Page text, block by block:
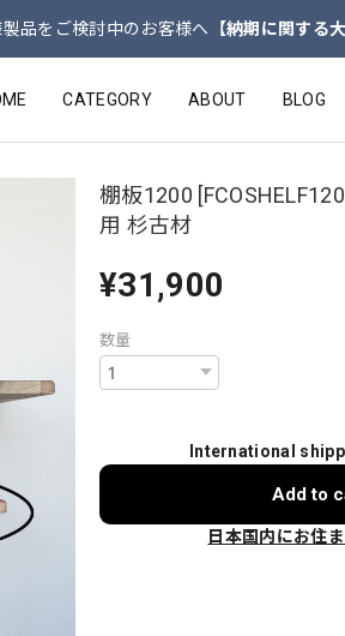
品をご検討中のお客様へ 【納期に関する
CATEGORY ABOUT BLOG
棚板1200
用 杉古材
¥31,900
数量
International
Add to
日本国内にお住